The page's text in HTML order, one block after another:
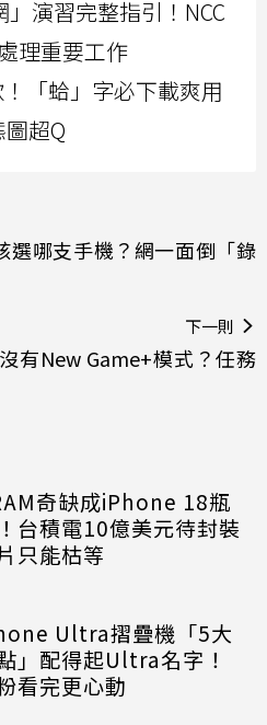
演習完整指引！NCC
理重要工作
「蛤」字必下載爽用
超Q
選哪支手機？網一面倒「錄
下一則
有New Game+模式？任務
奇缺成iPhone 18瓶
台積電10億美元待封裝
只能枯等
Ultra摺疊機「5大
」配得起Ultra名字！
看完更心動